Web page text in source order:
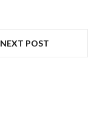
NEXT POST